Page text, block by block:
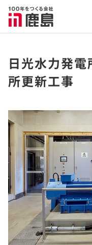
日光水力発
所更新工事